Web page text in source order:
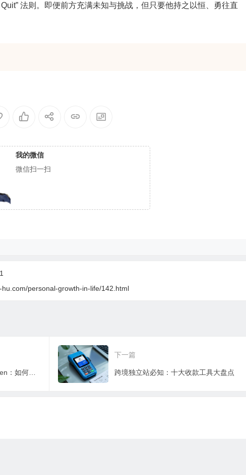
法则。即便前方充满未知与挑战，但只要他持之以恒、勇往直
我的微信
微信扫一扫
hu.com/personal-growth-in-life/142.html
下一篇
跨境独立站必知：十大收款工具大盘点